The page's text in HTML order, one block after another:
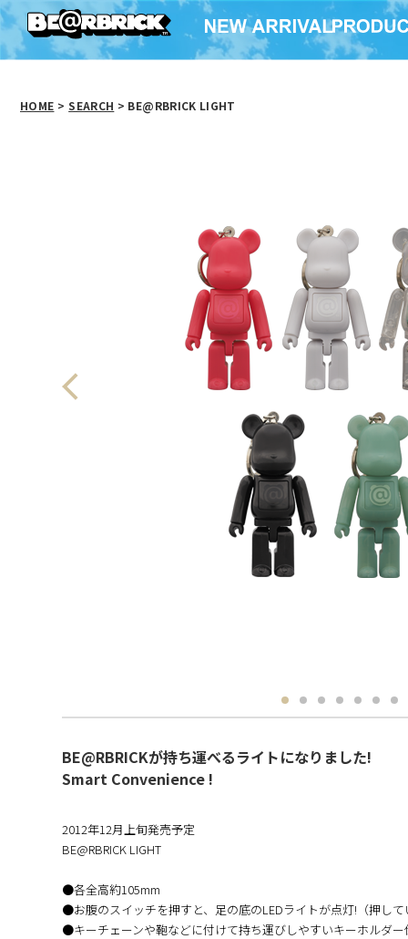
HOME > SEARCH > BE@RBRICK LIGHT
BE@RBRICKが持ち運べるライトになりました!
Smart Convenience !
2012年12月上旬発売予定
BE@RBRICK LIGHT
●各全高約105mm
●お腹のスイッチを押すと、足の底のLEDライトが点灯!（押し
●キーチェーンや鞄などに付けて持ち運びしやすいキーホルダー